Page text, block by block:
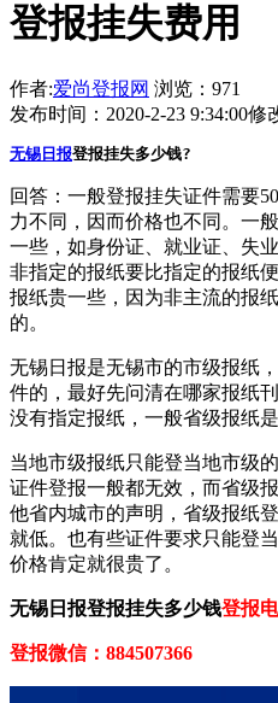
登报挂失费用
作者:爱尚登报网 浏览：971
发布时间：2020-2-23 9:34:00修
无锡日报登报挂失多少钱?
回答：一般登报挂失证件需要
力不同，因而价格也不同。一
一些，如身份证、就业证、失
非指定的报纸要比指定的报纸
报纸贵一些，因为非主流的报
的。
无锡日报是无锡市的市级报纸
件的，最好先问清在哪家报纸
没有指定报纸，一般省级报纸是
当地市级报纸只能登当地市级
证件登报一般都无效，而省级
他省内城市的声明，省级报纸
就低。也有些证件要求只能登
价格肯定就很贵了。
无锡日报登报挂失多少钱登报
登报微信：884507366